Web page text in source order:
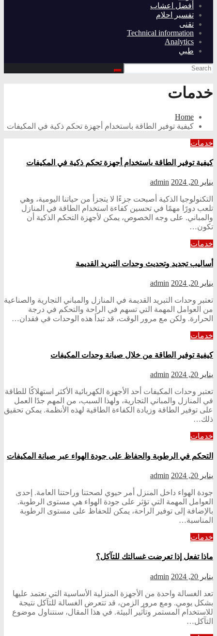
أفضل اعشاب
تفسير احلام
تقنى
Technical information
Analytics
طبي
خدمات
Home
كيفية توفير الطاقة باستخدام أجهزة تحكم ذكية في المكيفات
خدمات
كيفية توفير الطاقة باستخدام أجهزة تحكم ذكية في المكيفات
يناير 20, 2024 admin
التكنولوجيا الذكية أصبحت جزءًا لا يتجزأ من حياتنا اليومية، وهي
تلعب دورًا مهمًا في تحسين كفاءة استخدام الطاقة في المنازل
والمباني. على وجه الخصوص، يمكن لأجهزة التحكم الذكية أن
تكون…
خدمات
أساليب تجديد وتحديث وحدات التبريد القديمة
يناير 20, 2024 admin
تعتبر وحدات التبريد القديمة في المنازل والمباني التجارية والصناعية
من العوامل المهمة التي تسهم في الراحة والتحكم في درجة
الحرارة. ولكن مع مرور الوقت، قد تبدأ هذه الوحدات في فقدان…
خدمات
كيفية توفير الطاقة من خلال صيانة وحدات المكيفات
يناير 20, 2024 admin
تعتبر وحدات المكيفات أحد الأجهزة الكهربائية الأكثر استهلاكًا للطاقة
في المنازل والمباني التجارية، ولهذا السبب، من المهم جدًا العمل
على توفير الطاقة وزيادة الكفاءة الطاقية لهذه الأنظمة. يمكن تحقيق
ذلك…
خدمات
التحكم في الرطوبة والحفاظ على جودة الهواء عبر صيانة المكيفات
يناير 20, 2024 admin
جودة الهواء داخل المنزل أمر حيوي لصحتنا وراحتنا العامة. إحدى
العوامل المهمة التي تؤثر على جودة الهواء هي مستوى الرطوبة.
بالإضافة إلى توفير الراحة، يمكن للحفاظ على مستوى الرطوبة
المناسبة…
خدمات
ماذا تفعل إذا تعرضت غسالتك للتآكل؟
يناير 20, 2024 admin
تعد الغسالة واحدة من الأجهزة المنزلية الأساسية التي نعتمد عليها
بشكل يومي. ومع مرور الزمن، قد تتعرض الغسالة للتآكل نتيجة
للاستخدام المستمر وتأثير البيئة. في هذا المقال، سنتناول موضوع
التآكل…